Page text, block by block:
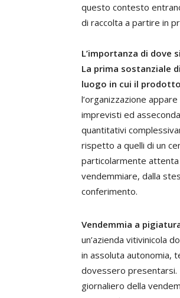
questo contesto
di raccolta a partire in
L’importanza di dove
La prima sostanziale
luogo in cui il
l’organizzazione
imprevisti ed
quantitativi
rispetto a quelli di un
particolarmente attenta
vendemmiare, dalla
conferimento.
Vendemmia a
un’azienda vitivinicola
in assoluta autonomia,
dovessero presentarsi.
giornaliero della